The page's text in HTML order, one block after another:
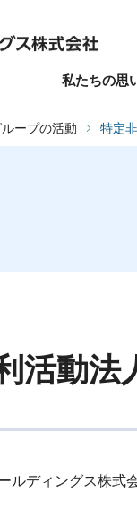
私たちの思
ープの活動 特定
活動法
ルディングス株式